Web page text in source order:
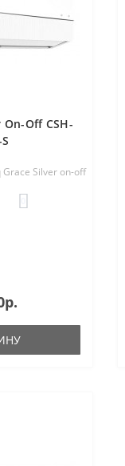
Off CSH-
Silver on-off